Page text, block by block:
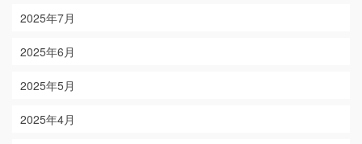
2025年7月
2025年6月
2025年5月
2025年4月